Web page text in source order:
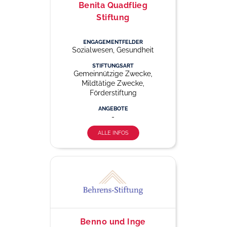
Benita Quadflieg
Stiftung
ENGAGEMENTFELDER
Sozialwesen, Gesundheit
STIFTUNGSART
Gemeinnützige Zwecke,
Mildtätige Zwecke,
Förderstiftung
ANGEBOTE
-
ALLE INFOS
Benno und Inge